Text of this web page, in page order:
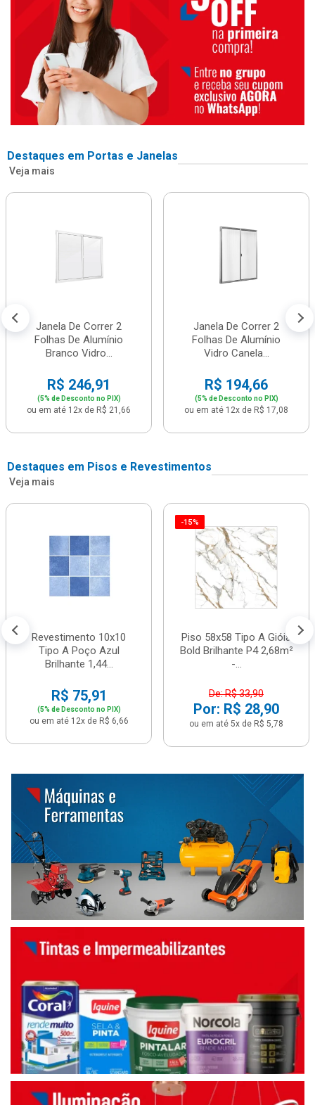
Destaques em Portas e Janelas
Veja mais
Janela De Correr 2
Folhas De Alumínio
Branco Vidro...
R$ 246,91
(5% de Desconto no PIX)
ou em até 12x de R$ 21,66
Janela De Correr 2
Folhas De Alumínio
Vidro Canela...
R$ 194,66
(5% de Desconto no PIX)
ou em até 12x de R$ 17,08
Destaques em Pisos e Revestimentos
Veja mais
Revestimento 10x10
Tipo A Poço Azul
Brilhante 1,44...
R$ 75,91
(5% de Desconto no PIX)
ou em até 12x de R$ 6,66
-15%
Piso 58x58 Tipo A Gióia
Bold Brilhante P4 2,68m²
-...
De: R$ 33,90
Por: R$ 28,90
ou em até 5x de R$ 5,78